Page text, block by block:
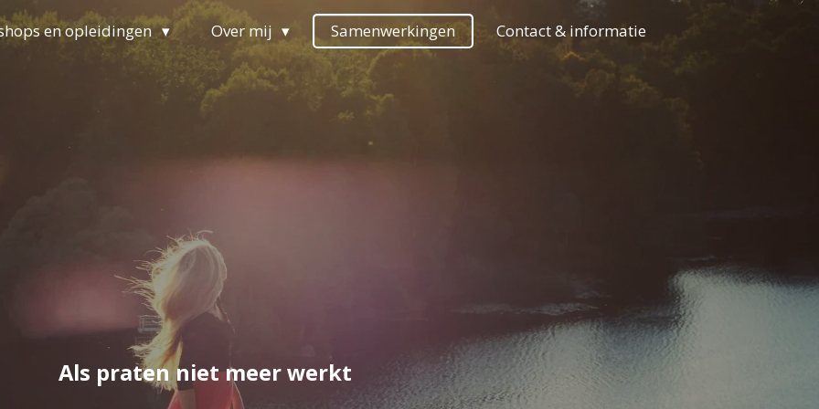
en opleidingen Over mij Samenwerkingen
Contact & informatie
Als praten niet meer werkt